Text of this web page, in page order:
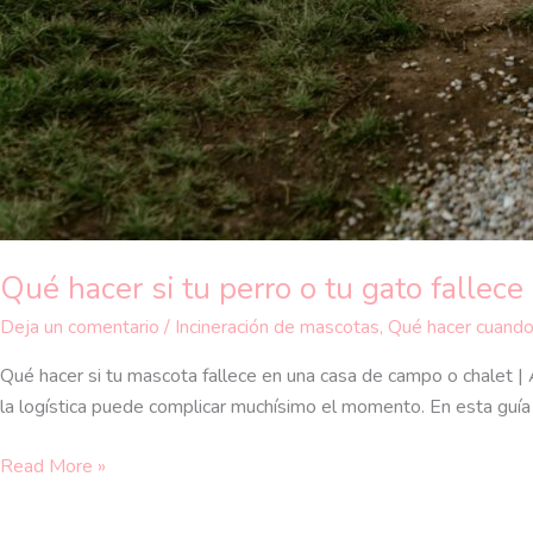
Qué hacer si tu perro o tu gato
Deja un comentario / Incineración de mascotas, Qué hacer
Qué hacer si tu mascota fallece en una casa de campo o chalet
la logística puede complicar muchísimo el momento. En esta
Read More »